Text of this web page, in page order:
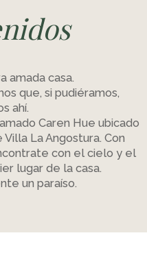
amada casa.
que, si pudiéramos,
ahí.
Caren Hue ubicado
La Angostura. Con
con el cielo y el
lugar de la casa.
un paraíso.